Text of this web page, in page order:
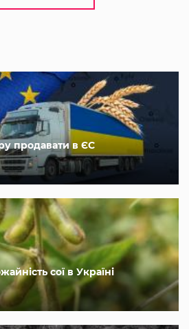
продавати в ЄС
сої в Україні